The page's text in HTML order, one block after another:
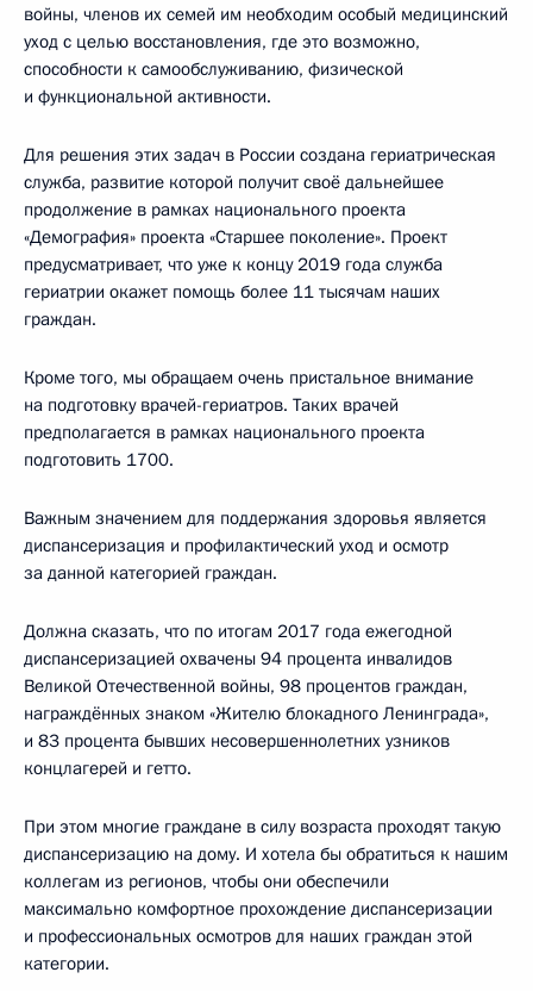
войны, членов их семей им необходим особый медицинский
уход с целью восстановления, где это возможно,
способности к самообслуживанию, физической
и функциональной активности.
Для решения этих задач в России создана гериатрическая
служба, развитие которой получит своё дальнейшее
продолжение в рамках национального проекта
«Демография» проекта «Старшее поколение». Проект
предусматривает, что уже к концу 2019 года служба
гериатрии окажет помощь более 11 тысячам наших
граждан.
Кроме того, мы обращаем очень пристальное внимание
на подготовку врачей-гериатров. Таких врачей
предполагается в рамках национального проекта
подготовить 1700.
Важным значением для поддержания здоровья является
диспансеризация и профилактический уход и осмотр
за данной категорией граждан.
Должна сказать, что по итогам 2017 года ежегодной
диспансеризацией охвачены 94 процента инвалидов
Великой Отечественной войны, 98 процентов граждан,
награждённых знаком «Жителю блокадного Ленинграда»,
и 83 процента бывших несовершеннолетних узников
концлагерей и гетто.
При этом многие граждане в силу возраста проходят такую
диспансеризацию на дому. И хотела бы обратиться к нашим
коллегам из регионов, чтобы они обеспечили
максимально комфортное прохождение диспансеризации
и профессиональных осмотров для наших граждан этой
категории.